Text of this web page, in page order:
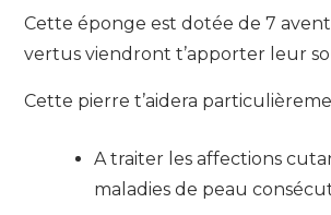
Cette éponge est dotée de 7
vertus viendront t’apporter leur
Cette pierre t’aidera
A traiter les affections
maladies de peau